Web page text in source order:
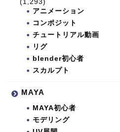
(1,293)
アニメーション
コンポジット
チュートリアル動画
リグ
blender初心者
スカルプト
MAYA
MAYA初心者
モデリング